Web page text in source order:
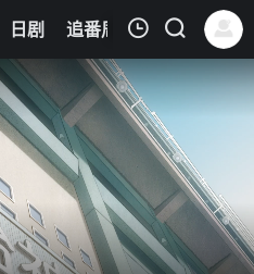
日剧 追番周表 今日更新
8
第05集
季